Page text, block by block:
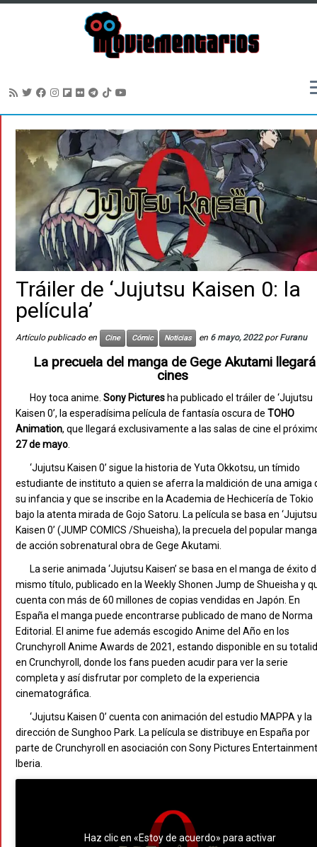
contenido
Tráiler de ‘Jujutsu Kaisen 0: la
película’
Artículo publicado en Cine Cómic Noticias en 6 mayo, 2022 porFuranu
La precuela del manga de Gege Akutami
cines
Hoy toca anime. Sony Pictures ha publicado el tráiler de ‘Jujutsu
Kaisen 0’, la esperadísima película de fantasía oscura de TOHO
Animation, que llegará exclusivamente a las salas de cine el
27 de mayo.
‘Jujutsu Kaisen 0’ sigue la historia de Yuta Okkotsu, un tímido
estudiante de instituto a quien se aferra la maldición de una amiga
su infancia y que se inscribe en la Academia de Hechicería de Tokio
bajo la atenta mirada de Gojo Satoru. La película se basa en ‘Jujutsu
Kaisen 0’ (JUMP COMICS /Shueisha), la precuela del popular manga
de acción sobrenatural obra de Gege Akutami.
La serie animada ‘Jujutsu Kaisen’ se basa en el manga de éxito
mismo título, publicado en la Weekly Shonen Jump de Shueisha y
cuenta con más de 60 millones de copias vendidas en Japón. En
España el manga puede encontrarse publicado de mano de Norma
Editorial. El anime fue además escogido Anime del Año en los
Crunchyroll Anime Awards de 2021, estando disponible en su
en Crunchyroll, donde los fans pueden acudir para ver la serie
completa y así disfrutar por completo de la experiencia
cinematográfica.
‘Jujutsu Kaisen 0’ cuenta con animación del estudio MAPPA y la
dirección de Sunghoo Park. La película se distribuye en España por
parte de Crunchyroll en asociación con Sony Pictures Entertainment
Iberia.
Haz clic en «Estoy de acuerdo» para activar